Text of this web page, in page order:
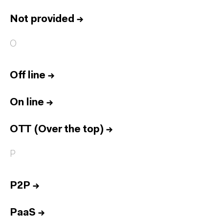
Not provided →
O
Off line →
On line →
OTT (Over the top) →
P
P2P →
PaaS →